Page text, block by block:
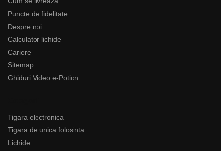
Puncte de fidelitate
Despre noi
Calculator lichide
Cariere
Sitemap
Ghiduri Video e-Potion
Tigara electronica
Tigara de unica folosinta
Lichide